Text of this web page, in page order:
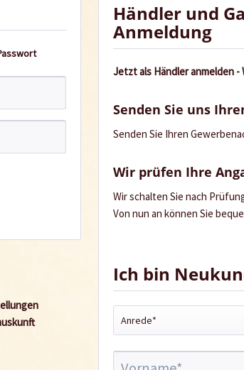
Händler und
Anmeldung
Jetzt als Händler anmelden
Senden Sie uns
Senden Sie Ihren
Wir prüfen Ihre
Wir schalten Sie nach
Von nun an können Sie
Ich bin